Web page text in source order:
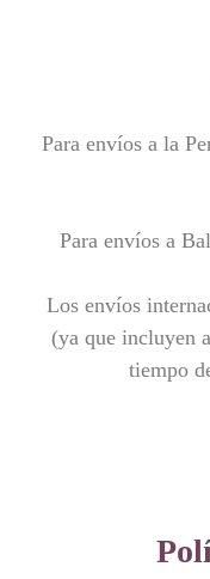
Para envíos a la
Para envíos a
Los envíos
(ya que incluyen
tiempo